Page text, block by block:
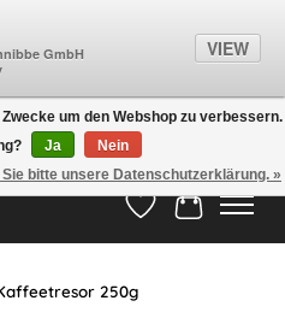
ab 75€ <<<
Wunschzettel
Ihr
250g
um den Webshop zu verbessern.
Ja
Nein
bitte unsere Datenschutzerklärung. »
GmbH
VIEW